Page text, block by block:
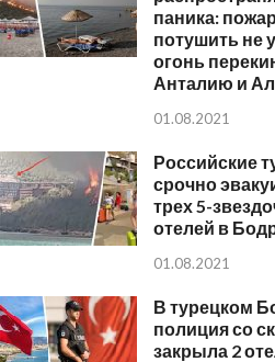
паника:
потушить не
огонь
Анталию и
01.08.2021
Российские
срочно
трех 5-
отелей в
01.08.2021
В турецком
полиция со
закрыла 2